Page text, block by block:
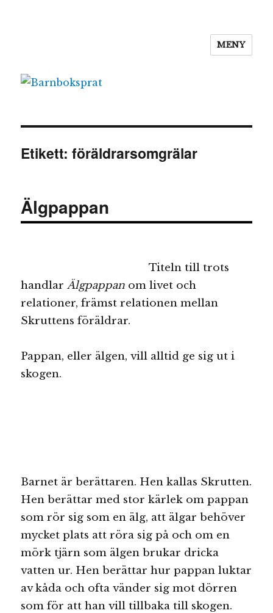
MENY
Etikett:föräldrarsomgrälar
Älgpappan
Titeln till trots
handlarÄlgpappan om livet och
relationer, främst relationen mellan
Skruttens föräldrar.
Pappan, eller älgen, vill alltid ge sig ut i
skogen.
Barnet är berättaren. Hen kallas Skrutten.
Hen berättar med stor kärlek om pappan
som rör sig som en älg, att älgar behöver
mycket plats att röra sig på och om en
mörk tjärn som älgen brukar dricka
vatten ur. Hen berättar hur pappan luktar
av kåda och ofta vänder sig mot dörren
som för att han vill tillbaka till skogen.